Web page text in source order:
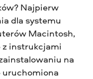
Najpierw
dla systemu
Macintosh,
z instrukcjami
na
uruchomiona